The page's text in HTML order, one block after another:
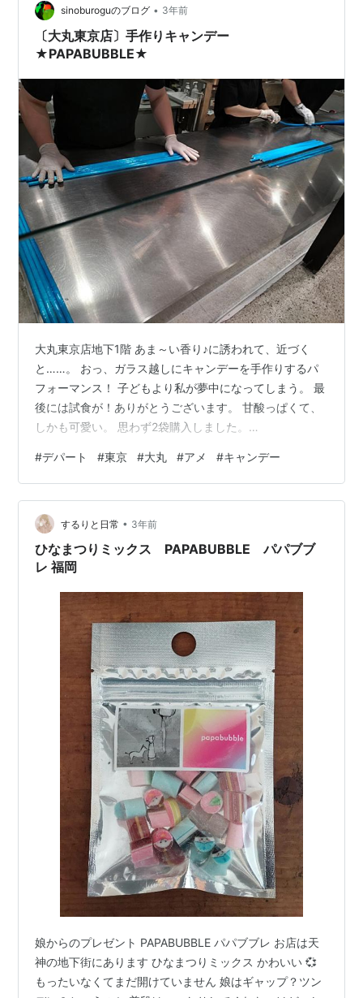
種あるのでコーラ味入りを選択。 ハロウィーンはバレン
タインと同様に、ご近所の洋菓子屋さんやパン屋さんが
限定品をバンバン出してくれる浮か…
sinoburoguのブログ • 3年前
〔大丸東京店〕手作りキャンデー
★PAPABUBBLE★
大丸東京店地下1階 あま～い香り♪に誘われて、近づく
と……。 おっ、ガラス越しにキャンデーを手作りするパ
フォーマンス！ 子どもより私が夢中になってしまう。 最
後には試食が！ありがとうございます。 甘酸っぱくて、
しかも可愛い。 思わず2袋購入しました。
50代 ランキング参加中育児・子育て
#デパート #東京 #大丸 #アメ #キャンデー
するりと日常 • 3年前
ひなまつりミックス PAPABUBBLE パパブブ
レ 福岡
娘からのプレゼント PAPABUBBLE パパブブレ お店は天
神の地下街にあります ひなまつりミックス かわいい 💞
もったいなくてまだ開けていません 娘はギャップ？ツン